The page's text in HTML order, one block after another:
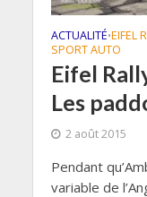
ACTUALITÉ•EIFEL
SPORT AUTO
Eifel
Les
2 août 2015
Pendant
variable de